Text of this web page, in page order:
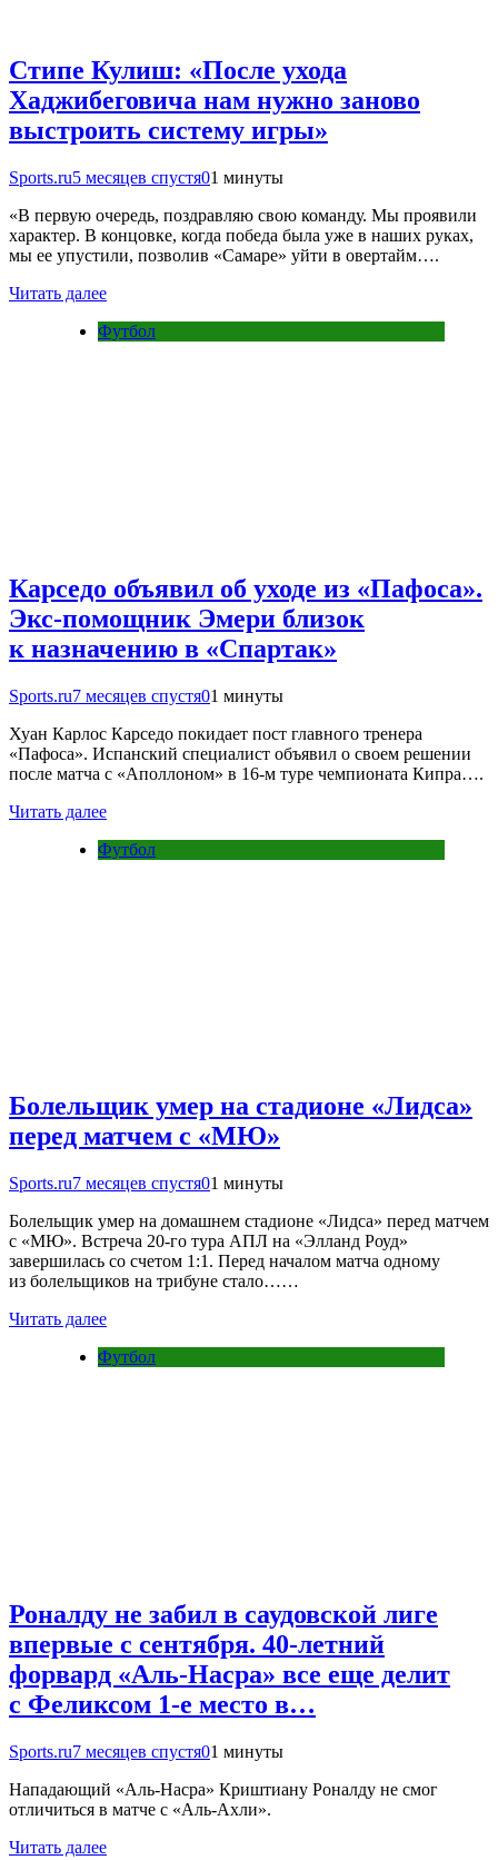
Стипе Кулиш: «После ухода
Хаджибеговича нам нужно заново
выстроить систему игры»
Sports.ru5 месяцев спустя01 минуты
«В первую очередь, поздравляю свою команду. Мы проявили
характер. В концовке, когда победа была уже в наших руках,
мы ее упустили, позволив «Самаре» уйти в овертайм….
Читать далее
Футбол
Карседо объявил об уходе из «Пафоса».
Экс-помощник Эмери близок
к назначению в «Спартак»
Sports.ru7 месяцев спустя01 минуты
Хуан Карлос Карседо покидает пост главного тренера
«Пафоса». Испанский специалист объявил о своем решении
после матча с «Аполлоном» в 16-м туре чемпионата Кипра….
Читать далее
Футбол
Болельщик умер на стадионе «Лидса»
перед матчем с «МЮ»
Sports.ru7 месяцев спустя01 минуты
Болельщик умер на домашнем стадионе «Лидса» перед матчем
с «МЮ». Встреча 20-го тура АПЛ на «Элланд Роуд»
завершилась со счетом 1:1. Перед началом матча одному
из болельщиков на трибуне стало……
Читать далее
Футбол
Роналду не забил в саудовской лиге
впервые с сентября. 40-летний
форвард «Аль-Насра» все еще делит
с Феликсом 1-е место в…
Sports.ru7 месяцев спустя01 минуты
Нападающий «Аль-Насра» Криштиану Роналду не смог
отличиться в матче с «Аль-Ахли».
Читать далее